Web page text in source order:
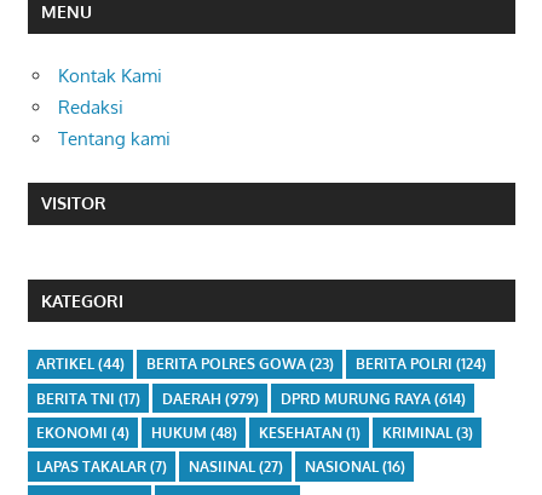
MENU
Kontak Kami
Redaksi
Tentang kami
VISITOR
KATEGORI
ARTIKEL(44) BERITA POLRES GOWA(23) BERITA POLRI (124)
BERITA TNI (17) DAERAH (979) DPRD MURUNG RAYA(614)
EKONOMI (4) HUKUM (48) KESEHATAN(1) KRIMINAL (3)
LAPAS TAKALAR(7) NASIINAL (27) NASIONAL (16)